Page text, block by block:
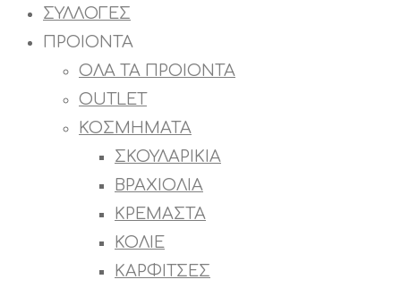
ΣΥΛΛΟΓΕΣ
ΠΡΟΙΟΝΤΑ
ΟΛΑ ΤΑ ΠΡΟΙΟΝΤΑ
OUTLET
ΚΟΣΜΗΜΑΤΑ
ΣΚΟΥΛΑΡΙΚΙΑ
ΒΡΑΧΙΟΛΙΑ
ΚΡΕΜΑΣΤΑ
ΚΟΛΙΕ
ΚΑΡΦΙΤΣΕΣ